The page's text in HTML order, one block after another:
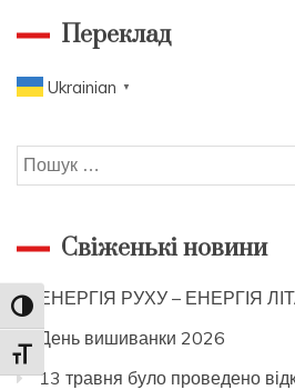
Toggle High Contrast
Toggle Font size
Переклад
Ukrainian ▼
Пошук:
Свіженькі новини
ЕНЕРГІЯ РУХУ – ЕНЕРГІЯ
День вишиванки 2026
13 травня було проведено